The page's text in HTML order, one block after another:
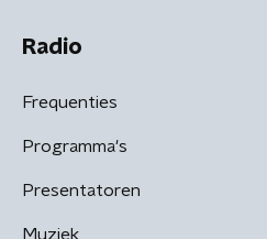
Radio
Frequenties
Programma's
Presentatoren
Muziek